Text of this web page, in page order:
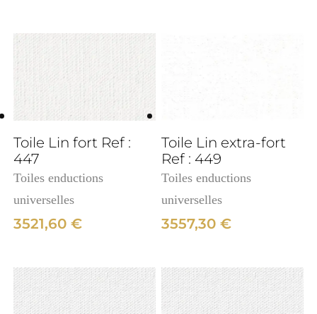
Toile Lin fort Ref :
447
Toiles enductions
universelles
3521,60€
Toile Lin extra-fort
Ref : 449
Toiles enductions
universelles
3557,30€